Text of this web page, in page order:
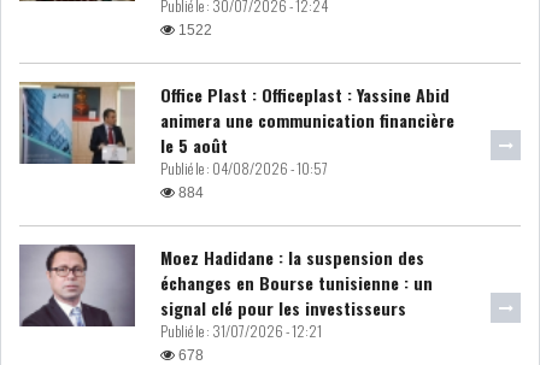
REMPLACE SIHEM BOUG...
ALGÉRIE MAROC
MAURITANIE
Publié le : 30/07/2026 - 12:24
1522
Office Plast : Officeplast : Yassine Abid
animera une communication financière
le 5 août
Publié le : 04/08/2026 - 10:57
884
Moez Hadidane : la suspension des
échanges en Bourse tunisienne : un
signal clé pour les investisseurs
Publié le : 31/07/2026 - 12:21
678